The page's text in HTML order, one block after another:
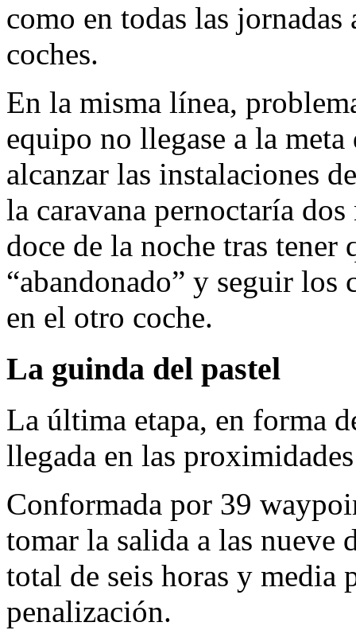
como en todas las
coches.
En la misma línea,
equipo no llegase a la
alcanzar las instalaciones
la caravana pernoctaría
doce de la noche tras tener
“abandonado” y seguir
en el otro coche.
La guinda del pastel
La última etapa, en forma
llegada en las
Conformada por 39
tomar la salida a las nueve
total de seis horas y media
penalización.